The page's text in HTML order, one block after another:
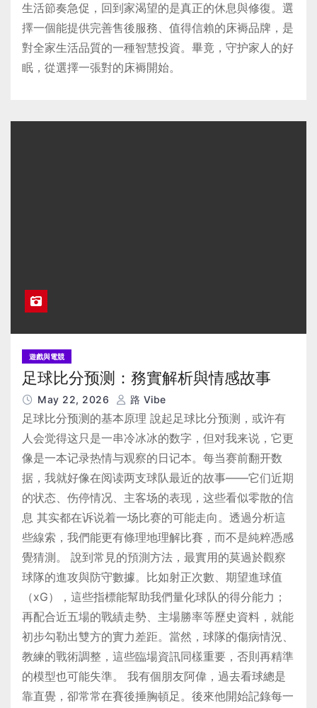
生活節奏急促，回到家渴望的是真正的休息與修復。選
擇一個能提供完善售後服務、值得信賴的床褥品牌，是
對全家生活品質的一種智慧投資。畢竟，守护家人的好
眠，從選擇一張對的床褥開始。
遊戲與電競
足球比分预测：務實解析與情感故事
May 22, 2026 路 Vibe
足球比分预测的基本原理 說起足球比分预测，或许有
人会觉得这只是一串冷冰冰的数字，但对我来说，它更
像是一本记录热情与观察的日记本。每当赛前翻开数
据，我就好像在阅读两支球队最近的故事——它们近期
的状态、伤停情况、主客场的表现，这些看似零散的信
息 其实都在诉说着一场比赛的可能走向。透過分析這
些線索，我們能更有條理地理解比賽，而不是純粹憑感
覺猜測。 說到常見的預測方法，最實用的莫過於觀察
球隊的進攻與防守數據。比如射正次數、期望進球值
（xG），這些指標能幫助我們量化球队的得分能力；
再配合近五場的戰績走勢、主場勝率等歷史資料，就能
初步勾勒出雙方的實力差距。當然，球隊的傷病情況、
教練的戰術調整，這些臨場資訊同樣重要，否則再精準
的模型也可能失準。 我有個朋友阿偉，過去看球總是
靠直覺，卻常常在賽後捶胸頓足。後來他開始記錄每一